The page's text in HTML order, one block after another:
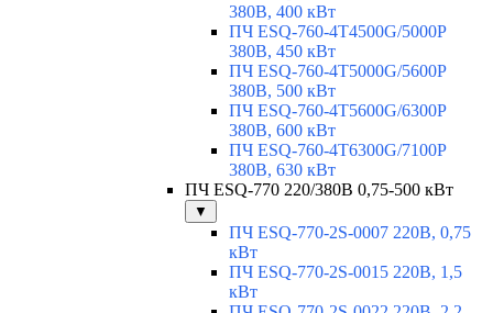
380В, 400 кВт
ПЧ ESQ-760-4T4500G/5000P
380В, 450 кВт
ПЧ ESQ-760-4T5000G/5600P
380В, 500 кВт
ПЧ ESQ-760-4T5600G/6300P
380В, 600 кВт
ПЧ ESQ-760-4T6300G/7100P
380В, 630 кВт
ПЧ ESQ-770 220/380В 0,75-500 кВт
▼
ПЧ ESQ-770-2S-0007 220В, 0,75
кВт
ПЧ ESQ-770-2S-0015 220В, 1,5
кВт